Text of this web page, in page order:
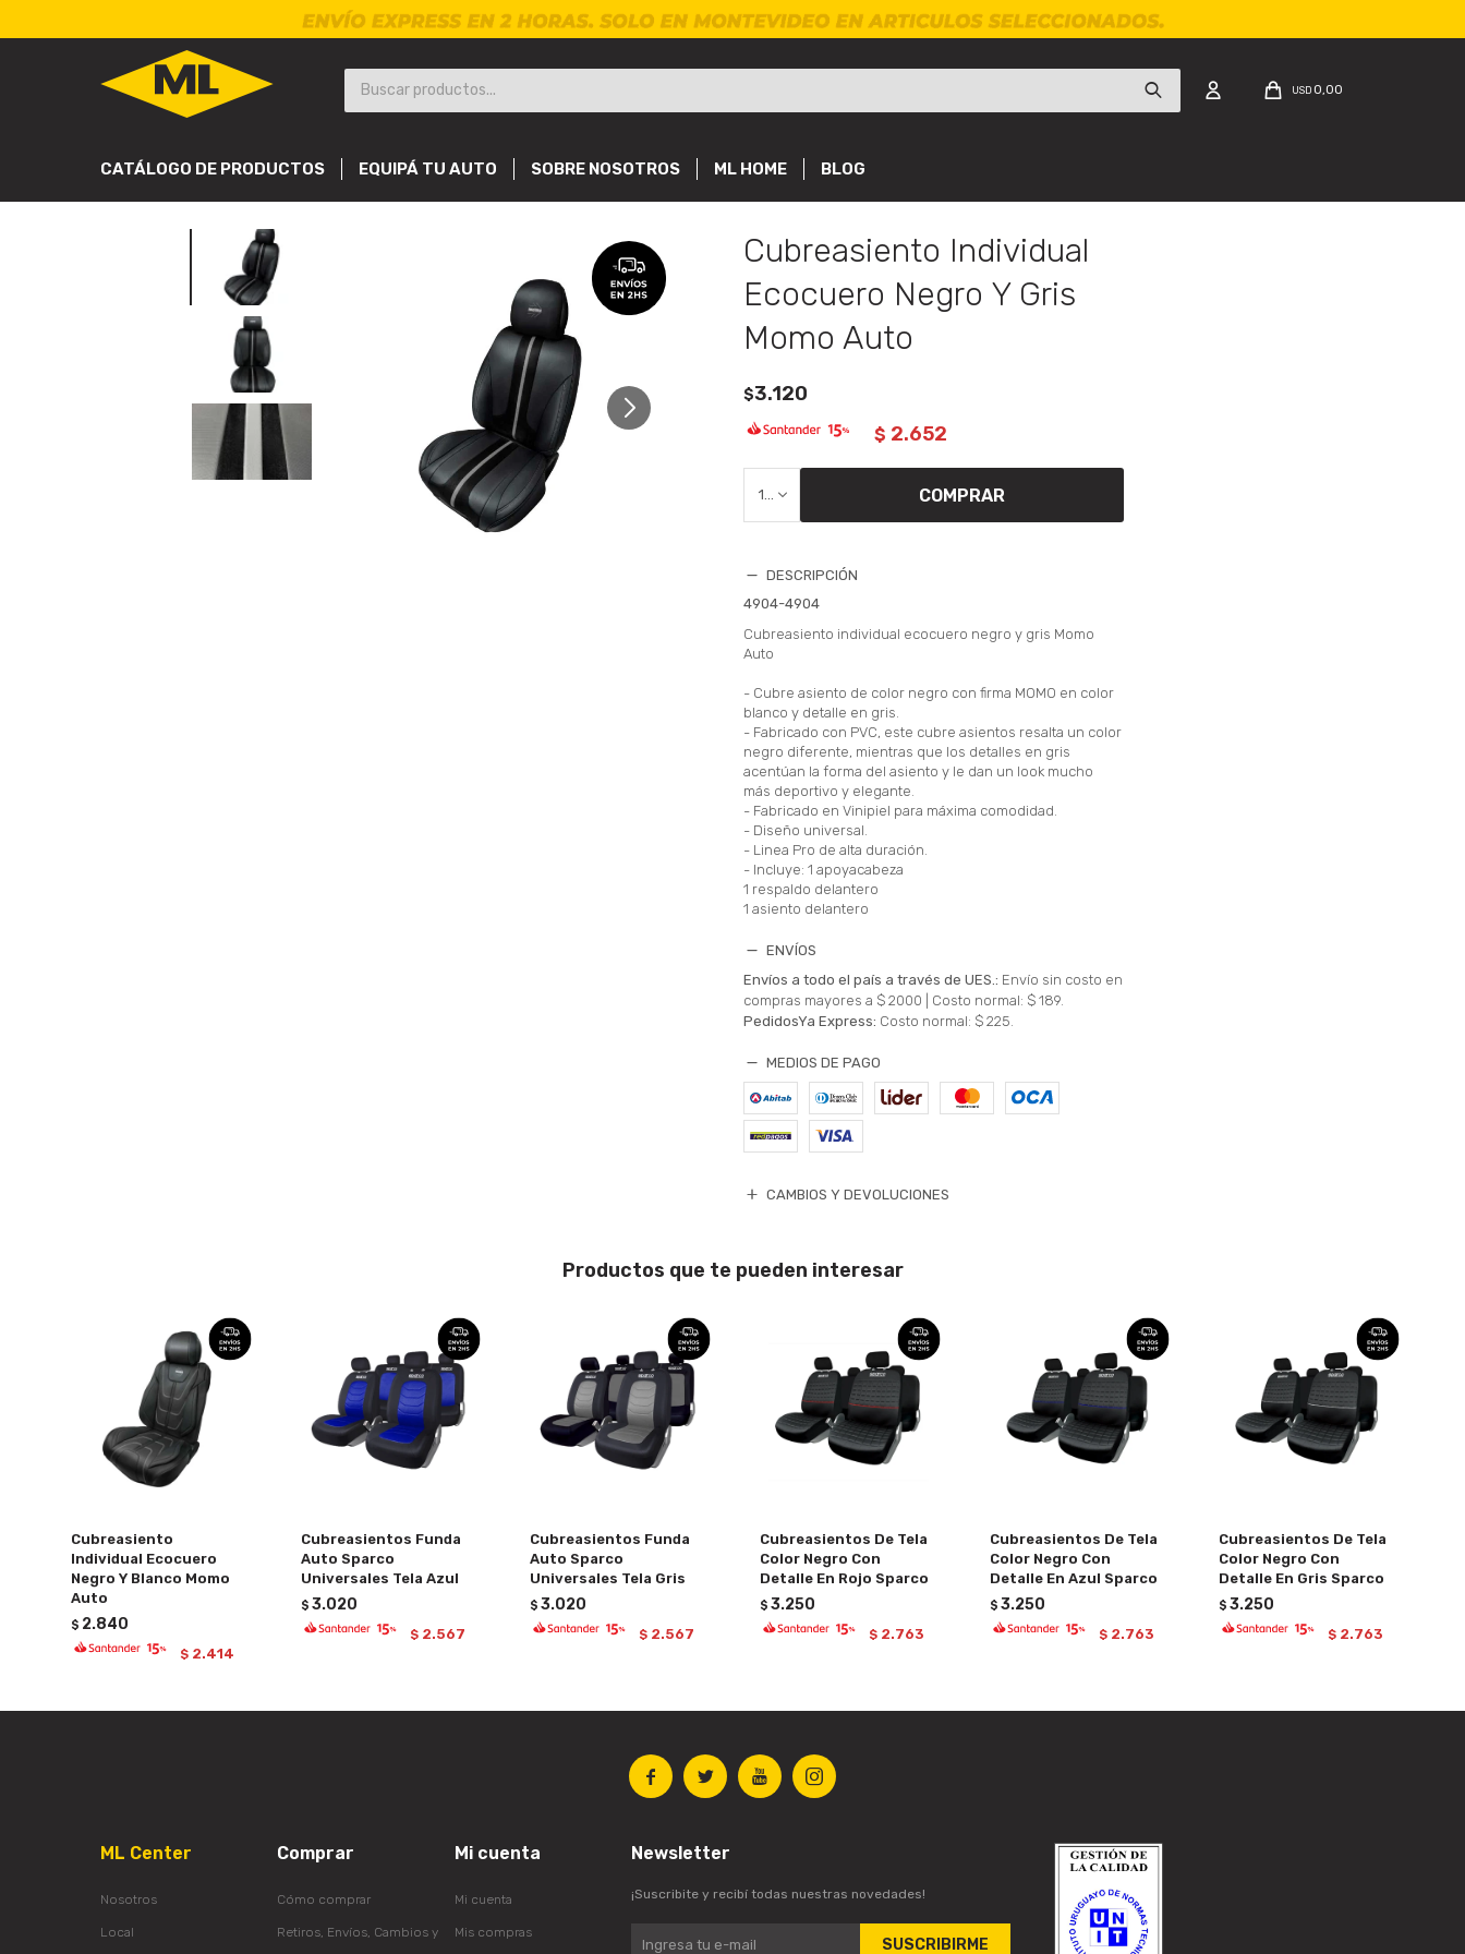
CATÁLOGO DE PRODUCTOS EQUIPÁ TU AUTO SOBRE NOSOTROS ML HOME BLOG
USD 0,00
Cubreasiento Individual
Ecocuero Negro Y Gris
Momo Auto
$3.120
$ 2.652
COMPRAR
DESCRIPCIÓN
4904-4904
Cubreasiento individual ecocuero negro y gris Momo
Auto
- Cubre asiento de color negro con firma MOMO en color
blanco y detalle en gris.
- Fabricado con PVC, este cubre asientos resalta un color
negro diferente, mientras que los detalles en gris
acentúan la forma del asiento y le dan un look mucho
más deportivo y elegante.
- Fabricado en Vinipiel para máxima comodidad.
- Diseño universal.
- Linea Pro de alta duración.
- Incluye: 1 apoyacabeza
1 respaldo delantero
1 asiento delantero
ENVÍOS
Envíos a todo el país a través de UES.: Envío sin costo en
compras mayores a $ 2000 | Costo normal: $ 189.
PedidosYa Express: Costo normal: $ 225.
MEDIOS DE PAGO
CAMBIOS Y DEVOLUCIONES
Productos que te pueden interesar
Cubreasiento
Individual Ecocuero
Negro Y Blanco Momo
Auto
$ 2.840
$ 2.414
Cubreasientos Funda
Auto Sparco
Universales Tela Azul
$ 3.020
$ 2.567
Cubreasientos Funda
Auto Sparco
Universales Tela Gris
$ 3.020
$ 2.567
Cubreasientos De Tela
Color Negro Con
Detalle En Rojo Sparco
$ 3.250
$ 2.763
Cubreasientos De Tela
Color Negro Con
Detalle En Azul Sparco
$ 3.250
$ 2.763
Cubreasientos De Tela
Color Negro Con
Detalle En Gris Sparco
$ 3.250
$ 2.763
   
ML Center
Nosotros
Local
Comprar
Cómo comprar
Retiros, Envíos, Cambios y
Mi cuenta
Mi cuenta
Mis compras
Newsletter
¡Suscribite y recibí todas nuestras novedades!
SUSCRIBIRME